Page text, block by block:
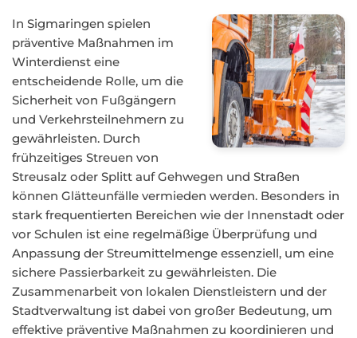
In Sigmaringen spielen
präventive Maßnahmen im
Winterdienst eine
entscheidende Rolle, um die
Sicherheit von Fußgängern
und Verkehrsteilnehmern zu
gewährleisten. Durch
frühzeitiges Streuen von
Streusalz oder Splitt auf Gehwegen und Straßen
können Glätteunfälle vermieden werden. Besonders in
stark frequentierten Bereichen wie der Innenstadt oder
vor Schulen ist eine regelmäßige Überprüfung und
Anpassung der Streumittelmenge essenziell, um eine
sichere Passierbarkeit zu gewährleisten. Die
Zusammenarbeit von lokalen Dienstleistern und der
Stadtverwaltung ist dabei von großer Bedeutung, um
effektive präventive Maßnahmen zu koordinieren und